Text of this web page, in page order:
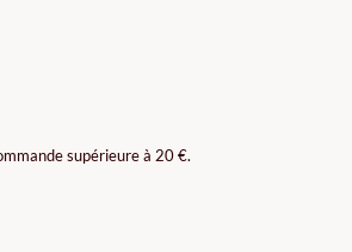
supérieure à 20 €.